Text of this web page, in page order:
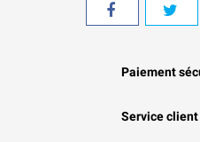
Paiement
Service